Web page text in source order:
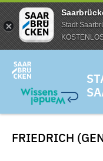
Stadt
FRIEDRICH